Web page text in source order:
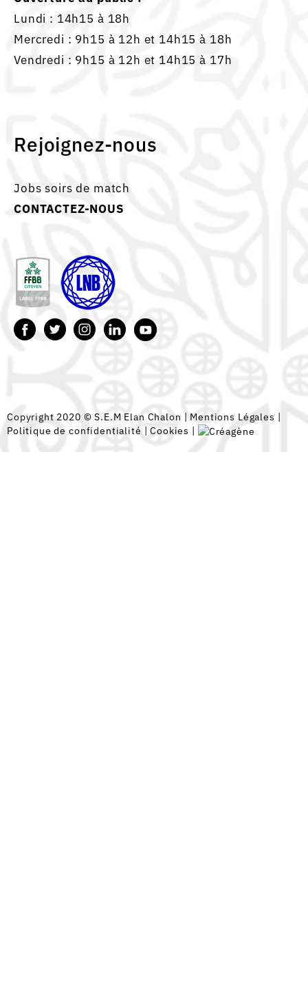
Lundi : 14h15 à 18h
Mercredi : 9h15 à 12h et 14h15 à 18h
Vendredi : 9h15 à 12h et 14h15 à 17h
Rejoignez-nous
Jobs soirs de match
CONTACTEZ-NOUS
Copyright 2020 © S.E.M Elan Chalon | Mentions Légales |
Politique de confidentialité |Cookies |